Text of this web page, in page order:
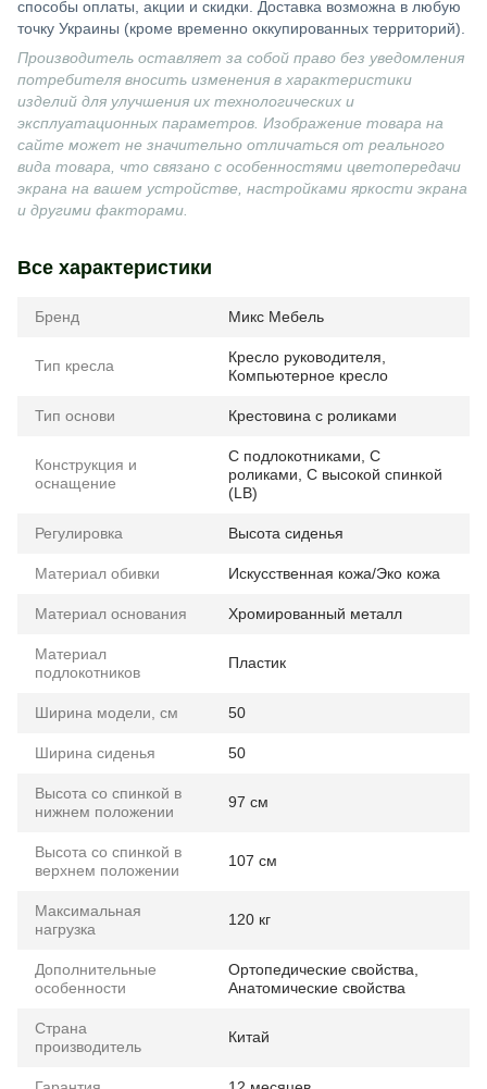
способы оплаты, акции и скидки. Доставка возможна в любую
точку Украины (кроме временно оккупированных территорий).
Производитель оставляет за собой право без уведомления
потребителя вносить изменения в характеристики
изделий для улучшения их технологических и
эксплуатационных параметров. Изображение товара на
сайте может не значительно отличаться от реального
вида товара, что связано с особенностями цветопередачи
экрана на вашем устройстве, настройками яркости экрана
и другими факторами.
Все характеристики
Бренд Микс Мебель
Тип кресла Кресло руководителя,
Компьютерное кресло
Тип основи Крестовина с роликами
Конструкция и
оснащение
С подлокотниками, С
роликами, С высокой спинкой
(LB)
Регулировка Высота сиденья
Материал обивки Искусственная кожа/Эко кожа
Материал основания Хромированный металл
Материал
подлокотников
Пластик
Ширина модели, см 50
Ширина сиденья 50
Высота со спинкой в
нижнем положении
97 см
Высота со спинкой в
верхнем положении
107 см
Максимальная
нагрузка
120 кг
Дополнительные
особенности
Ортопедические свойства,
Анатомические свойства
Страна
производитель
Китай